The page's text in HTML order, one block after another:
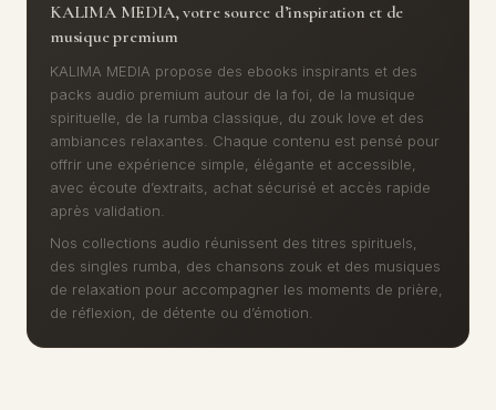
KALIMA MEDIA, votre source d’inspiration et de
musique premium
KALIMA MEDIA propose des ebooks inspirants et des
packs audio premium autour de la foi, de la musique
spirituelle, de la rumba classique, du zouk love et des
ambiances relaxantes. Chaque contenu est pensé pour
offrir une expérience simple, élégante et accessible,
avec écoute d’extraits, achat sécurisé et accès rapide
après validation.
Nos collections audio réunissent des titres spirituels,
des singles rumba, des chansons zouk et des musiques
de relaxation pour accompagner les moments de prière,
de réflexion, de détente ou d’émotion.